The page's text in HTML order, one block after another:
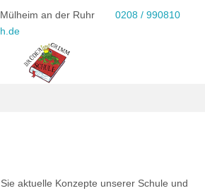
an der Ruhr
0208 / 990810
aktuelle Konzepte unserer Schule und